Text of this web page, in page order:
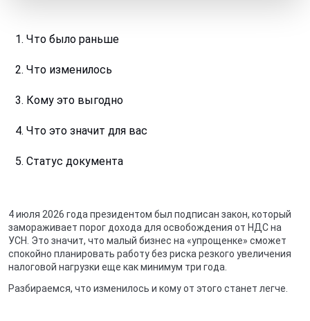
1. Что было раньше
2. Что изменилось
3. Кому это выгодно
4. Что это значит для вас
5. Статус документа
4 июля 2026 года президентом был подписан закон, который
замораживает порог дохода для освобождения от НДС на
УСН. Это значит, что малый бизнес на «упрощенке» сможет
спокойно планировать работу без риска резкого увеличения
налоговой нагрузки еще как минимум три года.
Разбираемся, что изменилось и кому от этого станет легче.